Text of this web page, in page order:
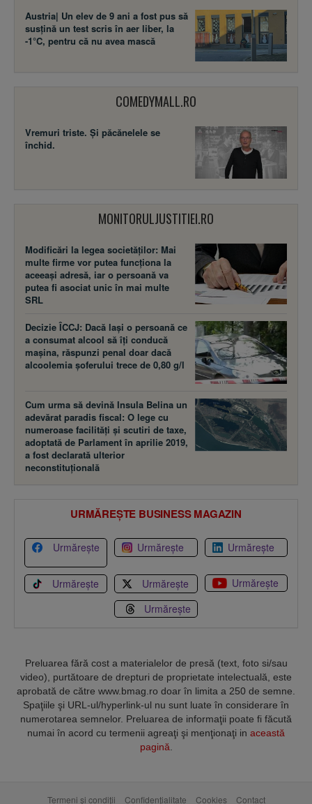
Austria| Un elev de 9 ani a fost pus să
susţină un test scris în aer liber, la
-1°C, pentru că nu avea mască
COMEDYMALL.RO
Vremuri triste. Şi păcănelele se
închid.
MONITORULJUSTITIEI.RO
Modificări la legea societăţilor: Mai
multe firme vor putea funcţiona la
aceeaşi adresă, iar o persoană va
putea fi asociat unic în mai multe
SRL
Decizie ÎCCJ: Dacă laşi o persoană ce
a consumat alcool să îţi conducă
maşina, răspunzi penal doar dacă
alcoolemia şoferului trece de 0,80 g/l
Cum urma să devină Insula Belina un
adevărat paradis fiscal: O lege cu
numeroase facilităţi şi scutiri de taxe,
adoptată de Parlament în aprilie 2019,
a fost declarată ulterior
neconstituţională
URMĂREȘTE BUSINESS MAGAZIN
Urmărește Urmărește Urmărește
Urmărește Urmărește
Urmărește
Urmărește
Preluarea fără cost a materialelor de presă (text, foto si/sau
video), purtătoare de drepturi de proprietate intelectuală, este
aprobată de către www.bmag.ro doar în limita a 250 de semne.
Spaţiile şi URL-ul/hyperlink-ul nu sunt luate în considerare în
numerotarea semnelor. Preluarea de informaţii poate fi făcută
numai în acord cu termenii agreaţi şi menţionaţi in această
pagină
Termeni și condiții Confidențialitate Cookies Contact